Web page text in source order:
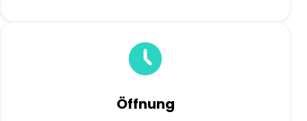
Öffnung